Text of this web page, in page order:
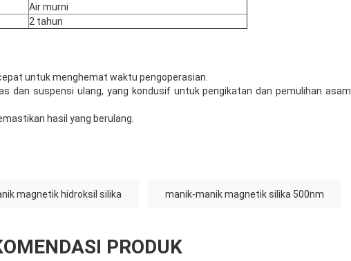
Air murni
2 tahun
untuk menghemat waktu pengoperasian.
dan suspensi ulang, yang kondusif untuk pengikatan dan pemulihan asam
hasil yang berulang.
magnetik hidroksil silika manik-manik magnetik silika 500nm
PRODUK